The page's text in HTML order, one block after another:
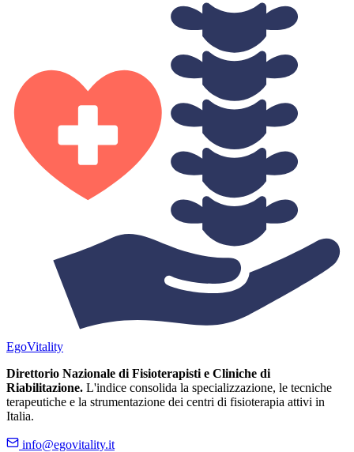
EgoVitality
Direttorio Nazionale di Fisioterapisti e Cliniche di
Riabilitazione. L'indice consolida la specializzazione, le tecniche
terapeutiche e la strumentazione dei centri di fisioterapia attivi in
Italia.
info@egovitality.it